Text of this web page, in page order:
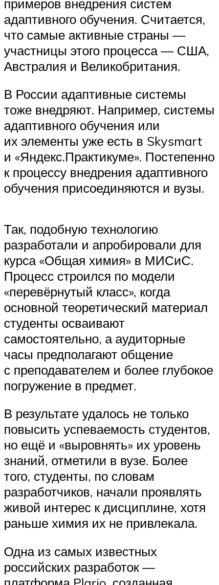
примеров внедрения систем
адаптивного обучения. Считается,
что самые активные страны —
участницы этого процесса — США,
Австралия и Великобритания.
В России адаптивные системы
тоже внедряют. Например, системы
адаптивного обучения или
их элементы уже есть в Skysmart
и «Яндекс.Практикуме». Постепенно
к процессу внедрения адаптивного
обучения присоединяются и вузы.
Так, подобную технологию
разработали и апробировали для
курса «Общая химия» в МИСиС.
Процесс строился по модели
«перевёрнутый класс», когда
основной теоретический материал
студенты осваивают
самостоятельно, а аудиторные
часы предполагают общение
с преподавателем и более глубокое
погружение в предмет.
В результате удалось не только
повысить успеваемость студентов,
но ещё и «выровнять» их уровень
знаний, отметили в вузе. Более
того, студенты, по словам
разработчиков, начали проявлять
живой интерес к дисциплине, хотя
раньше химия их не привлекала.
Одна из самых известных
российских разработок —